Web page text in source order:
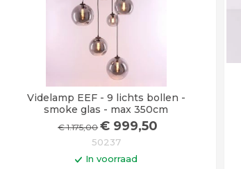
Videlamp EEF - 9 lichts bollen -
smoke glas - max 350cm
€1.175,00 € 999,50
50237
In voorraad